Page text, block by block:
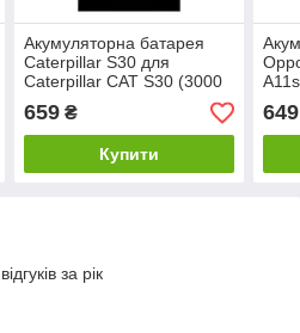
Акумуляторна батарея
Caterpillar S30 для
Caterpillar CAT S30 (3000
mAh)
659₴
Купити
649
за рік